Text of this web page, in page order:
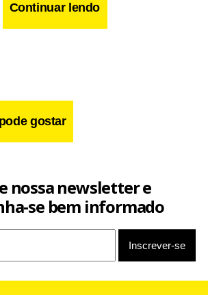
Twitter
X Telegram
Share
Continuar lendo
gostar
nossa newsletter e
se bem informado